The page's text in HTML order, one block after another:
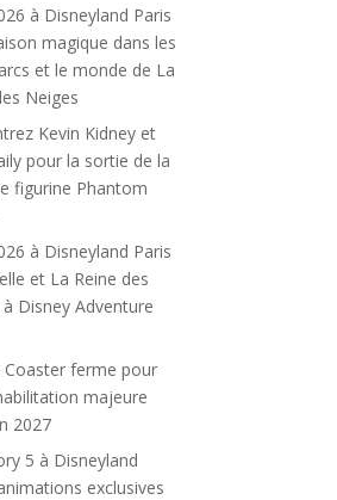
à Disneyland Paris
magique dans les
et le monde de La
Neiges
Kevin Kidney et
pour la sortie de la
figurine Phantom
à Disneyland Paris
et La Reine des
Disney Adventure
Coaster ferme pour
majeure
2027
5 à Disneyland
exclusives